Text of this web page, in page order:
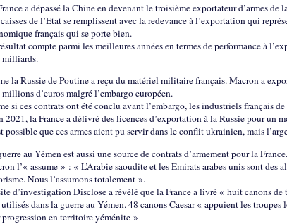
a dépassé la Chine en devenant le troisième exportateur d’armes de
de l’Etat se remplissent avec la redevance à l’exportation qui
français qui se porte bien.
compte parmi les meilleures années en termes de performance à
milliards.
la Russie de Poutine a reçu du matériel militaire français. Macron a
d’euros malgré l’embargo européen.
si ces contrats ont été conclu avant l’embargo, les industriels français
2021, la France a délivré des licences d’exportation à la Russie pour un
possible que ces armes aient pu servir dans le conflit ukrainien, mais
au Yémen est aussi une source de contrats d’armement pour la France.
l’« assume » : « L’Arabie saoudite et les Emirats arabes unis sont
Nous l’assumons totalement ».
d’investigation Disclose a révélé que la France a livré « huit canons
dans la guerre au Yémen. 48 canons Caesar « appuient les troupes
en territoire yéménite »